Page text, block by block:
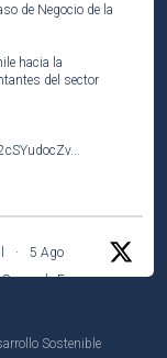
de Negocio de la
hacia la
del sector
·
5 Ago
de Empresas
para 2026-
Sostenible